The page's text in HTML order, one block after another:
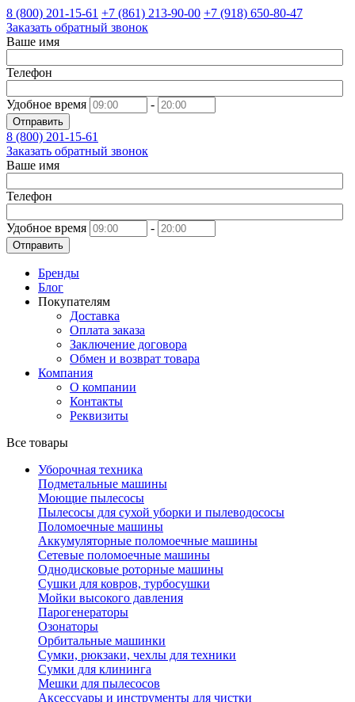
8 (800) 201-15-61 +7 (861) 213-90-00 +7 (918) 650-80-47
Заказать обратный звонок
Ваше имя
Телефон
Удобное время -
Отправить
8 (800) 201-15-61
Заказать обратный звонок
Ваше имя
Телефон
Удобное время -
Отправить
Бренды
Блог
Покупателям
Доставка
Оплата заказа
Заключение договора
Обмен и возврат товара
Компания
О компании
Контакты
Реквизиты
Все товары
Уборочная техника
Подметальные машины
Моющие пылесосы
Пылесосы для сухой уборки и пылеводососы
Поломоечные машины
Аккумуляторные поломоечные машины
Сетевые поломоечные машины
Однодисковые роторные машины
Сушки для ковров, турбосушки
Мойки высокого давления
Парогенераторы
Озонаторы
Орбитальные машинки
Сумки, рюкзаки, чехлы для техники
Сумки для клининга
Мешки для пылесосов
Аксессуары и инструменты для чистки